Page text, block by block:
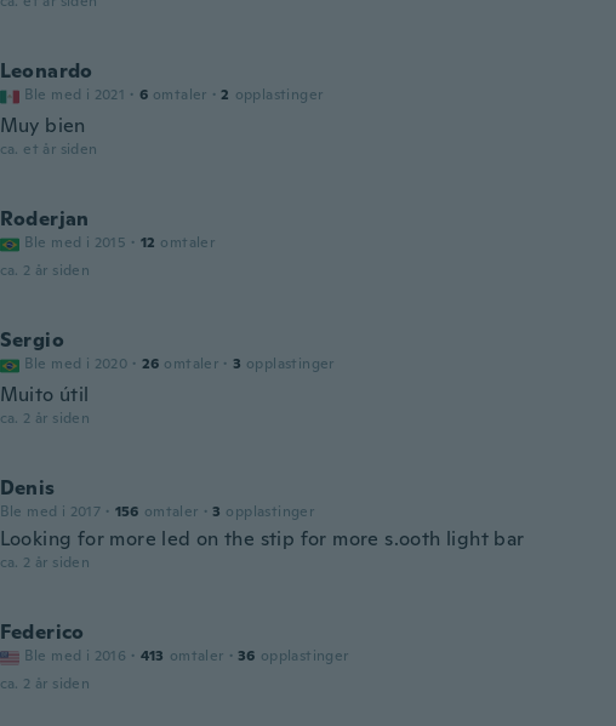
Leonardo
Ble med i 2021 · 6 omtaler · 2 opplastinger
Muy bien
ca. et år siden
Roderjan
Ble med i 2015 · 12 omtaler
ca. 2 år siden
Sergio
Ble med i 2020 · 26 omtaler · 3 opplastinger
Muito útil
ca. 2 år siden
Denis
Ble med i 2017 · 156 omtaler · 3 opplastinger
Looking for more led on the stip for more s.ooth light bar
ca. 2 år siden
Federico
Ble med i 2016 · 413 omtaler · 36 opplastinger
ca. 2 år siden